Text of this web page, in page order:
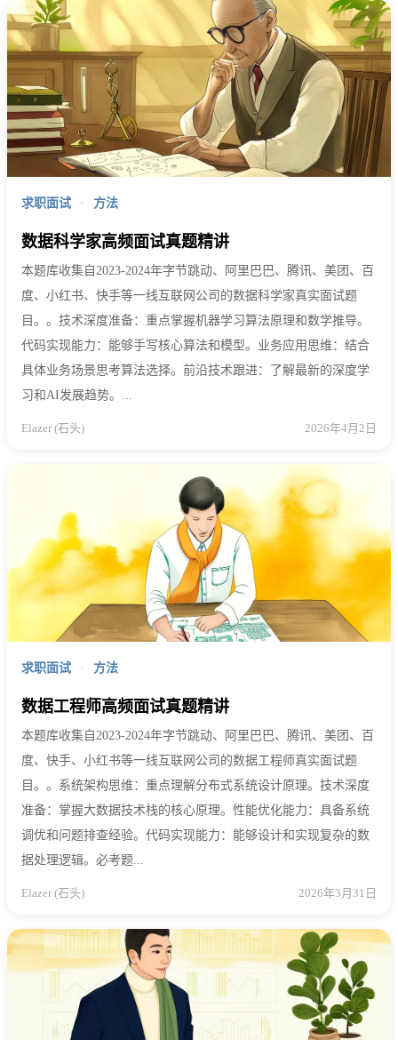
求职面试 · 方法
数据科学家高频面试真题精讲
本题库收集自2023-2024年字节跳动、阿里巴巴、腾讯、美团、百
度、小红书、快手等一线互联网公司的数据科学家真实面试题
目。。技术深度准备：重点掌握机器学习算法原理和数学推导。
代码实现能力：能够手写核心算法和模型。业务应用思维：结合
具体业务场景思考算法选择。前沿技术跟进：了解最新的深度学
习和AI发展趋势。...
Elazer (石头) 2026年4月2日
求职面试 · 方法
数据工程师高频面试真题精讲
本题库收集自2023-2024年字节跳动、阿里巴巴、腾讯、美团、百
度、快手、小红书等一线互联网公司的数据工程师真实面试题
目。。系统架构思维：重点理解分布式系统设计原理。技术深度
准备：掌握大数据技术栈的核心原理。性能优化能力：具备系统
调优和问题排查经验。代码实现能力：能够设计和实现复杂的数
据处理逻辑。必考题...
Elazer (石头) 2026年3月31日